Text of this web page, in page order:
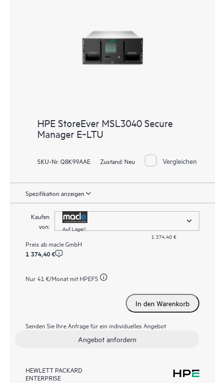
HPE StoreEver MSL3040 Secure
Manager E‑LTU
SKU-Nr. Q8K99AAE Zustand: Neu Vergleichen
Spezifikation anzeigen
Kaufen
von:
Auf Lager!
1 374,40 €
Preis ab macle GmbH
1 374,40 €
Nur 41 €/Monat mit HPEFS
In den Warenkorb
Senden Sie Ihre Anfrage für ein individuelles Angebot
Angebot anfordern
HEWLETT PACKARD
ENTERPRISE